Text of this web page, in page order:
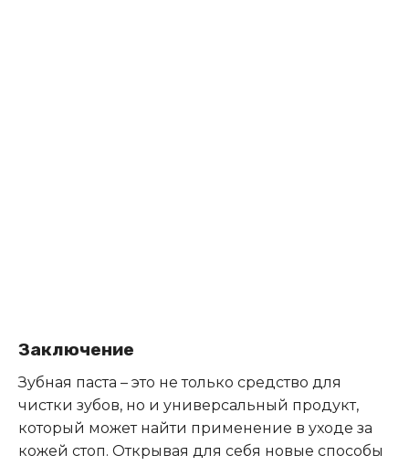
Заключение
Зубная паста – это не только средство для
чистки зубов, но и универсальный продукт,
который может найти применение в уходе за
кожей стоп. Открывая для себя новые способы